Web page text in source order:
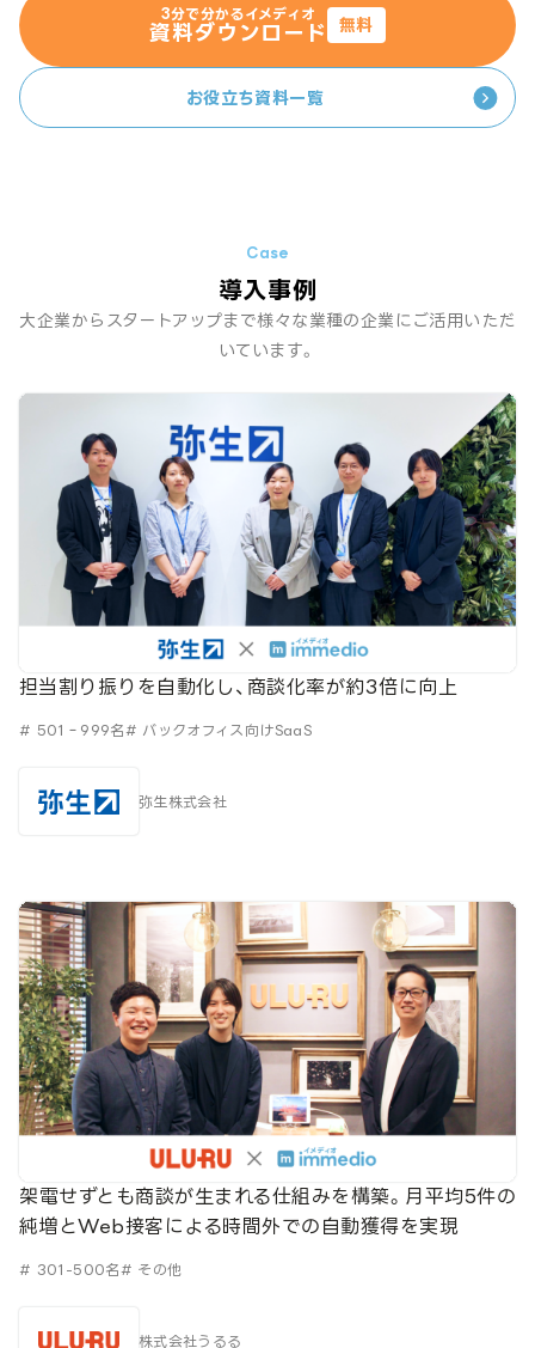
3分で分かるイメディオ
資料ダウンロード 無料
お役立ち資料一覧
導入事例
大企業からスタートアップまで様々な業種の企業にご活用いただ
いています。
担当割り振りを自動化し、商談化率が約3倍に向上
# 501‐999名# バックオフィス向けSaaS
弥生株式会社
架電せずとも商談が生まれる仕組みを構築。月平均5件の
純増とWeb接客による時間外での自動獲得を実現
# 301-500名# その他
株式会社うるる